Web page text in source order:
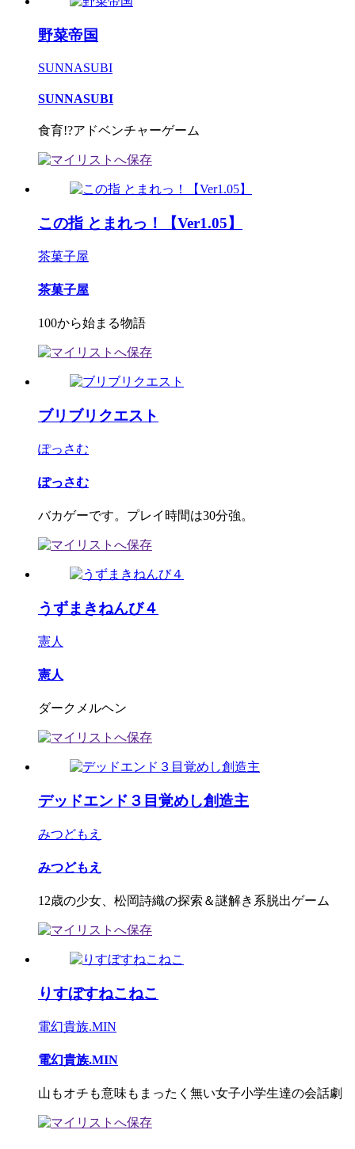
野菜帝国
SUNNASUBI
SUNNASUBI
食育!?アドベンチャーゲーム
この指 とまれっ！【Ver1.05】
茶菓子屋
茶菓子屋
100から始まる物語
ブリブリクエスト
ぽっさむ
ぽっさむ
バカゲーです。プレイ時間は30分強。
うずまきねんび４
憲人
憲人
ダークメルヘン
デッドエンド３目覚めし創造主
みつどもえ
みつどもえ
12歳の少女、松岡詩織の探索＆謎解き系脱出ゲーム
りすぼすねこねこ
電幻貴族.MIN
電幻貴族.MIN
山もオチも意味もまったく無い女子小学生達の会話劇